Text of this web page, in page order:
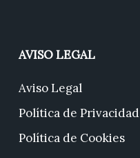
AVISO LEGAL
Aviso Legal
Política de Privacidad
Política de Cookies